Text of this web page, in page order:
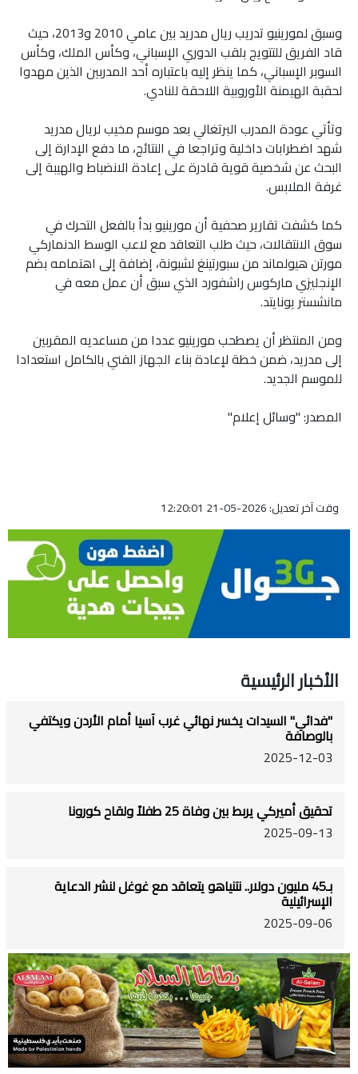
وسبق لمورينيو تدريب ريال مدريد بين عامي 2010 و2013، حيث
قاد الفريق للتتويج بلقب الدوري الإسباني، وكأس الملك، وكأس
السوبر الإسباني، كما ينظر إليه باعتباره أحد المدربين الذين مهدوا
لحقبة الهيمنة الأوروبية اللاحقة للنادي.
وتأتي عودة المدرب البرتغالي بعد موسم مخيب لريال مدريد
شهد اضطرابات داخلية وتراجعا في النتائج، ما دفع الإدارة إلى
البحث عن شخصية قوية قادرة على إعادة الانضباط والهيبة إلى
غرفة الملابس.
كما كشفت تقارير صحفية أن مورينيو بدأ بالفعل التحرك في
سوق الانتقالات، حيث طلب التعاقد مع لاعب الوسط الدنماركي
مورتن هيولماند من سبورتينغ لشبونة، إضافة إلى اهتمامه بضم
الإنجليزي ماركوس راشفورد الذي سبق أن عمل معه في
مانشستر يونايتد.
ومن المنتظر أن يصطحب مورينيو عددا من مساعديه المقربين
إلى مدريد، ضمن خطة لإعادة بناء الجهاز الفني بالكامل استعدادا
للموسم الجديد.
المصدر: "وسائل إعلام"
وقت آخر تعديل: 2026-05-21 12:20:01
الأخبار الرئيسية
"فدائي" السيدات يخسر نهائي غرب آسيا أمام الأردن ويكتفي
بالوصافة
2025-12-03
تحقيق أميركي يربط بين وفاة 25 طفلاً ولقاح كورونا
2025-09-13
بـ45 مليون دولار.. نتنياهو يتعاقد مع غوغل لنشر الدعاية
الإسرائيلية
2025-09-06